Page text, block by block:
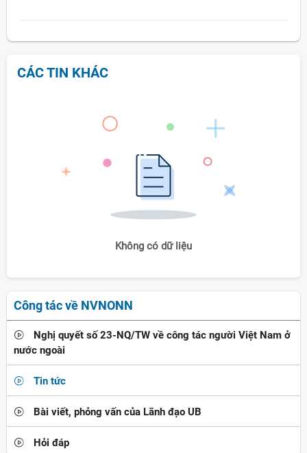
CÁC TIN KHÁC
Không có dữ liệu
Công tác về NVNONN
Nghị quyết số 23-NQ/TW về công tác người Việt Nam ở
nước ngoài
Tin tức
Bài viết, phỏng vấn của Lãnh đạo UB
Hỏi đáp